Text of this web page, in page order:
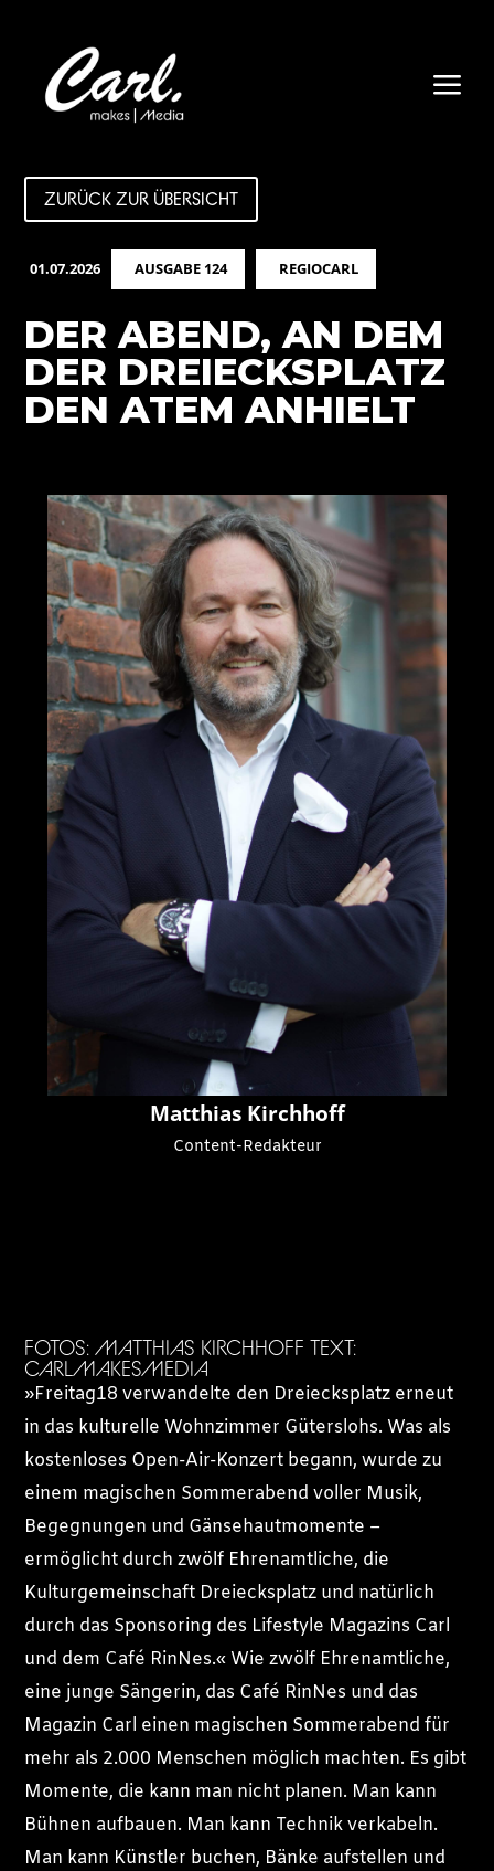
a
ZURÜCK ZUR ÜBERSICHT
01.07.2026 AUSGABE 124 REGIOCARL
DER ABEND, AN DEM
DER DREIECKSPLATZ
DEN ATEM ANHIELT
Matthias Kirchhoff
Content-Redakteur
FOTOS: MATTHIAS KIRCHHOFF TEXT:
CARLMAKESMEDIA
»Freitag18 verwandelte den Dreiecksplatz erneut
in das kulturelle Wohnzimmer Güterslohs. Was als
kostenloses Open-Air-Konzert begann, wurde zu
einem magischen Sommerabend voller Musik,
Begegnungen und Gänsehautmomente –
ermöglicht durch zwölf Ehrenamtliche, die
Kulturgemeinschaft Dreiecksplatz und natürlich
durch das Sponsoring des Lifestyle Magazins Carl
und dem Café RinNes.« Wie zwölf Ehrenamtliche,
eine junge Sängerin, das Café RinNes und das
Magazin Carl einen magischen Sommerabend für
mehr als 2.000 Menschen möglich machten. Es gibt
Momente, die kann man nicht planen. Man kann
Bühnen aufbauen. Man kann Technik verkabeln.
Man kann Künstler buchen, Bänke aufstellen und